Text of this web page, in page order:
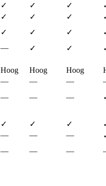
✓ ✓ ✓
✓ ✓ ✓
✓ ✓ ✓
— ✓ ✓
Hoog Hoog Hoog
— — —
— — —
✓ ✓ ✓
— — —
— — —